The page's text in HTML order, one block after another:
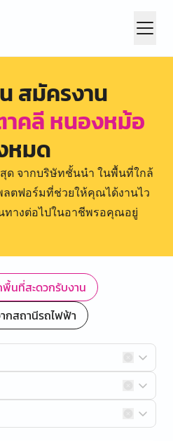
สมัครงาน
าคลี หนองหม้อ
หมด
ด จากบริษัทชั้นนำ ในพื้นที่ใกล้
ตฟอร์มที่ช่วยให้คุณได้งานไว
นทางต่อไปในอาชีพรอคุณอยู่
นที่สะดวกรับงาน
กสถานีรถไฟฟ้า